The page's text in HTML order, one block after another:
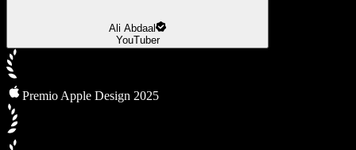
Ali Abdaal
YouTuber
Premio Apple Design 2025